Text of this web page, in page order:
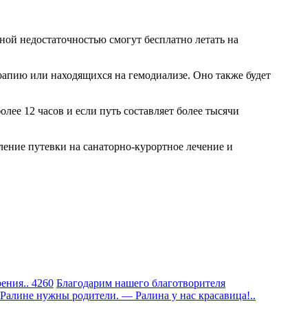
недостаточностью смогут бесплатно летать на
или находящихся на гемодиализе. Оно также будет
12 часов и если путь составляет более тысячи
путевки на санаторно-курортное лечение и
4260 Благодарим нашего благотворителя
нужны родители. — Ралина у нас красавица!..